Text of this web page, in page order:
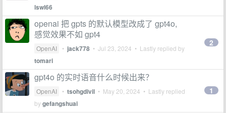
lswl66
openai 把 gpts 的默认模型改成了 gpt4o,
感觉效果不如 gpt4
OpenAI • jack778 • Jul 23, 2024 • Lastly replied by
tomari
2
gpt4o 的实时语音什么时候出来？
OpenAI • tsohgdivil • May 20, 2024 • Lastly replied
bygefangshuai
1